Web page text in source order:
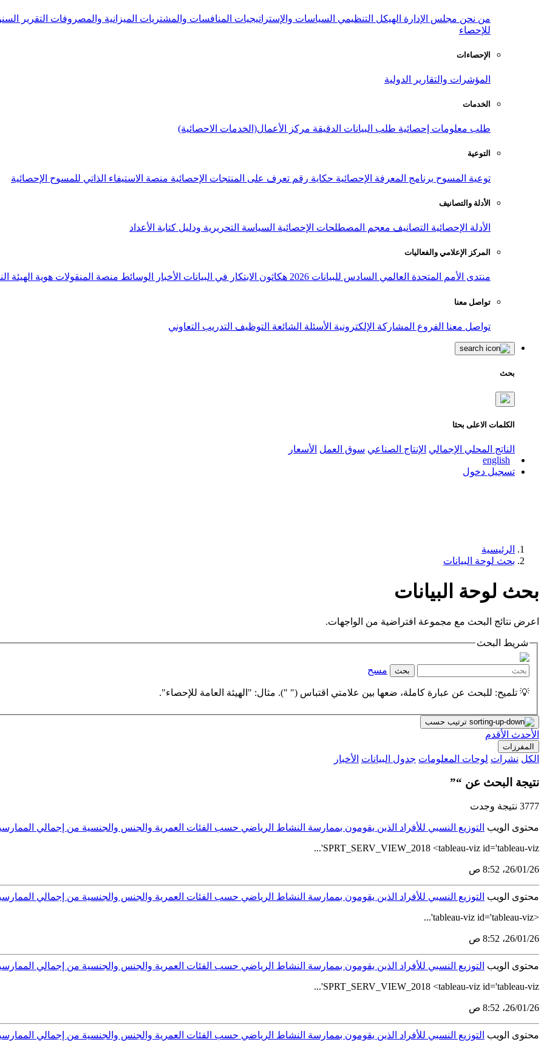
من نحن مجلس الإدارة الهيكل التنظيمي السياسات والإستراتيجيات المنافسات والمشتريات الميزانية والمصروفات التقرير
للإحصاء
الإحصاءات
المؤشرات والتقارير الدولية
الخدمات
طلب معلومات إحصائية طلب البيانات الدقيقة مركز الأعمال(الخدمات الاحصائية)
التوعية
توعية المسوح برنامج المعرفة الإحصائية حكاية رقم تعرف على المنتجات الإحصائية منصة الاستيفاء الذاتي للمسوح الإحصائية
الأدلة والتصانيف
الأدلة الإحصائية التصانيف معجم المصطلحات الإحصائية السياسة التحريرية ودليل كتابة الأعداد
المركز الإعلامي والفعاليات
منتدى الأمم المتحدة العالمي السادس للبيانات 2026 هكاثون الابتكار في البيانات الأخبار الوسائط منصة المنقولات هوية الهيئة
تواصل معنا
تواصل معنا الفروع المشاركة الإلكترونية الأسئلة الشائعة التوظيف التدريب التعاوني
بحث
الكلمات الاعلى بحثا
الناتج المحلي الإجمالي الإنتاج الصناعي سوق العمل الأسعار
english
تسجيل دخول
الرئيسية
بحث لوحة البيانات
بحث لوحة البيانات
اعرض نتائج البحث مع مجموعة افتراضية من الواجهات.
شريط البحث
بحث مسح
💡 تلميح: للبحث عن عبارة كاملة، ضعها بين علامتي اقتباس (" "). مثال: "الهيئة العامة للإحصاء".
ترتيب حسب
الأحدث الأقدم
المفرزات
الكل نشرات لوحات المعلومات جدول البيانات الأخبار
نتيجة البحث عن “”
3777 نتيجة وجدت
محتوى الويب التوزيع النسبي للأفراد الذين يقومون بممارسة النشاط الرياضي حسب الفئات العمرية والجنس والجنسية من إجمالي
SPRT_SERV_VIEW_2018 <tableau-viz id='tableau-viz'...
26‏/01‏/26، 8:52 ص
محتوى الويب التوزيع النسبي للأفراد الذين يقومون بممارسة النشاط الرياضي حسب الفئات العمرية والجنس والجنسية من إجمالي
<tableau-viz id='tableau-viz'...
26‏/01‏/26، 8:52 ص
محتوى الويب التوزيع النسبي للأفراد الذين يقومون بممارسة النشاط الرياضي حسب الفئات العمرية والجنس والجنسية من إجمالي
SPRT_SERV_VIEW_2018 <tableau-viz id='tableau-viz'...
26‏/01‏/26، 8:52 ص
محتوى الويب التوزيع النسبي للأفراد الذين يقومون بممارسة النشاط الرياضي حسب الفئات العمرية والجنس والجنسية من إجمالي